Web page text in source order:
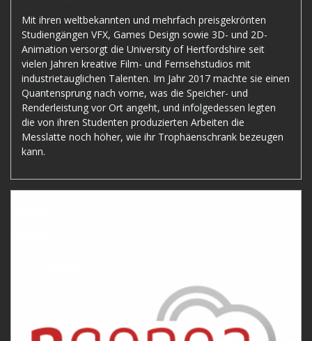
Mit ihren weltbekannten und mehrfach preisgekrönten
Studiengängen VFX, Games Design sowie 3D- und 2D-
Animation versorgt die University of Hertfordshire seit
vielen Jahren kreative Film- und Fernsehstudios mit
industrietauglichen Talenten. Im Jahr 2017 machte sie einen
Quantensprung nach vorne, was die Speicher- und
Renderleistung vor Ort angeht, und infolgedessen legten
die von ihren Studenten produzierten Arbeiten die
Messlatte noch höher, wie ihr Trophäenschrank bezeugen
kann.